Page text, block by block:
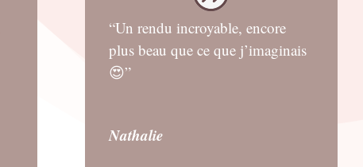
“Un rendu incroyable, encore
plus beau que ce que j’imaginais
😍”
Nathalie